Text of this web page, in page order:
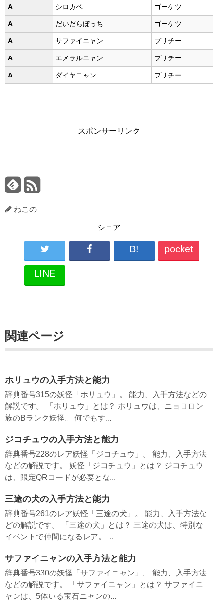
A シロカベ ゴーケツ
A だいだらぼっち ゴーケツ
A サファイニャン プリチー
A エメラルニャン プリチー
A ダイヤニャン プリチー
スポンサーリンク
ねこの
シェア
B! pocket
LINE
関連ページ
ホリュウの入手方法と能力
辞典番号315の妖怪「ホリュウ」。 能力、入手方法などの
解説です。 「ホリュウ」とは？ ホリュウは、ニョロロン
族のBランク妖怪。 何でもす...
ジコチュウの入手方法と能力
辞典番号228のレア妖怪「ジコチュウ」。 能力、入手方法
などの解説です。 妖怪「ジコチュウ」とは？ ジコチュウ
は、限定QRコードが必要とな...
三途の犬の入手方法と能力
辞典番号261のレア妖怪「三途の犬」。 能力、入手方法な
どの解説です。 「三途の犬」とは？ 三途の犬は、特別な
イベントで仲間になるレア。 ...
サファイニャンの入手方法と能力
辞典番号330の妖怪「サファイニャン」。 能力、入手方法
などの解説です。 「サファイニャン」とは？ サファイニ
ャンは、5体いる宝石ニャンの...